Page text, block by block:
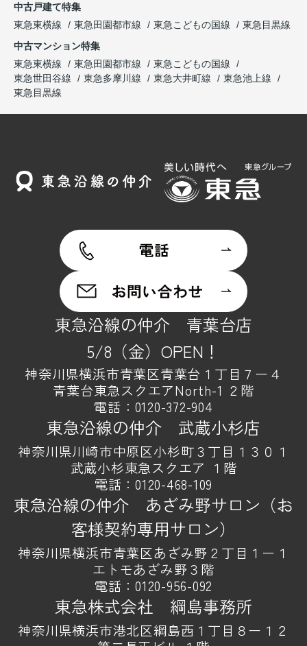
中古戸建て特集
東急東横線
東急田園都市線 東急こどもの国線
東急目黒線
中古マンション特集
東急東横線
東急田園都市線
東急こどもの国線
東急世田谷線
東急多摩川線 東急大井町線
東急池上線
東急目黒線
東急沿線の仲介 青葉台店
5/8（金）OPEN！
神奈川県横浜市青葉区青葉台１丁目７ー４
青葉台東急スクエアNorth-1 ２階
電話： 0120-372-904
東急沿線の仲介 武蔵小杉店
神奈川県川崎市中原区小杉町３丁目１３０１
武蔵小杉東急スクエア １階
電話：0120-468-109
東急沿線の仲介 あざみ野サロン（お
客様契約専用サロン）
神奈川県横浜市青葉区あざみ野２丁目１ー１
エトモあざみ野３階
電話：0120-956-092
東急株式会社 綱島事務所
神奈川県横浜市港北区綱島西１丁目８ー１２